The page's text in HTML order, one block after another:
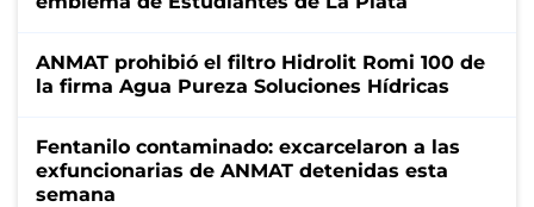
ANMAT prohibió el filtro Hidrolit Romi 100 de
la firma Agua Pureza Soluciones Hídricas
Fentanilo contaminado: excarcelaron a las
exfuncionarias de ANMAT detenidas esta
semana